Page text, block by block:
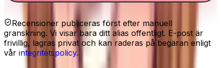
Recensioner publiceras först efter manuell
granskning. Vi visar bara ditt alias offentligt. E-post är
frivillig, lagras privat och kan raderas på begäran enligt
vår integritetspolicy.